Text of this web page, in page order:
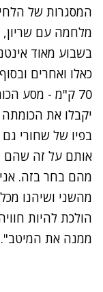
המסגרות של
מלחמה עם שריון,
בשבוע מאוד
כאלו ואחרים
70 ק"מ - מסע
יקבלו את
בפיו של שחורי
אותם על זה שהם
מהם בחר בזה.
מהשני ושיהנו
הולכת להיות
ממנה את המיטב".